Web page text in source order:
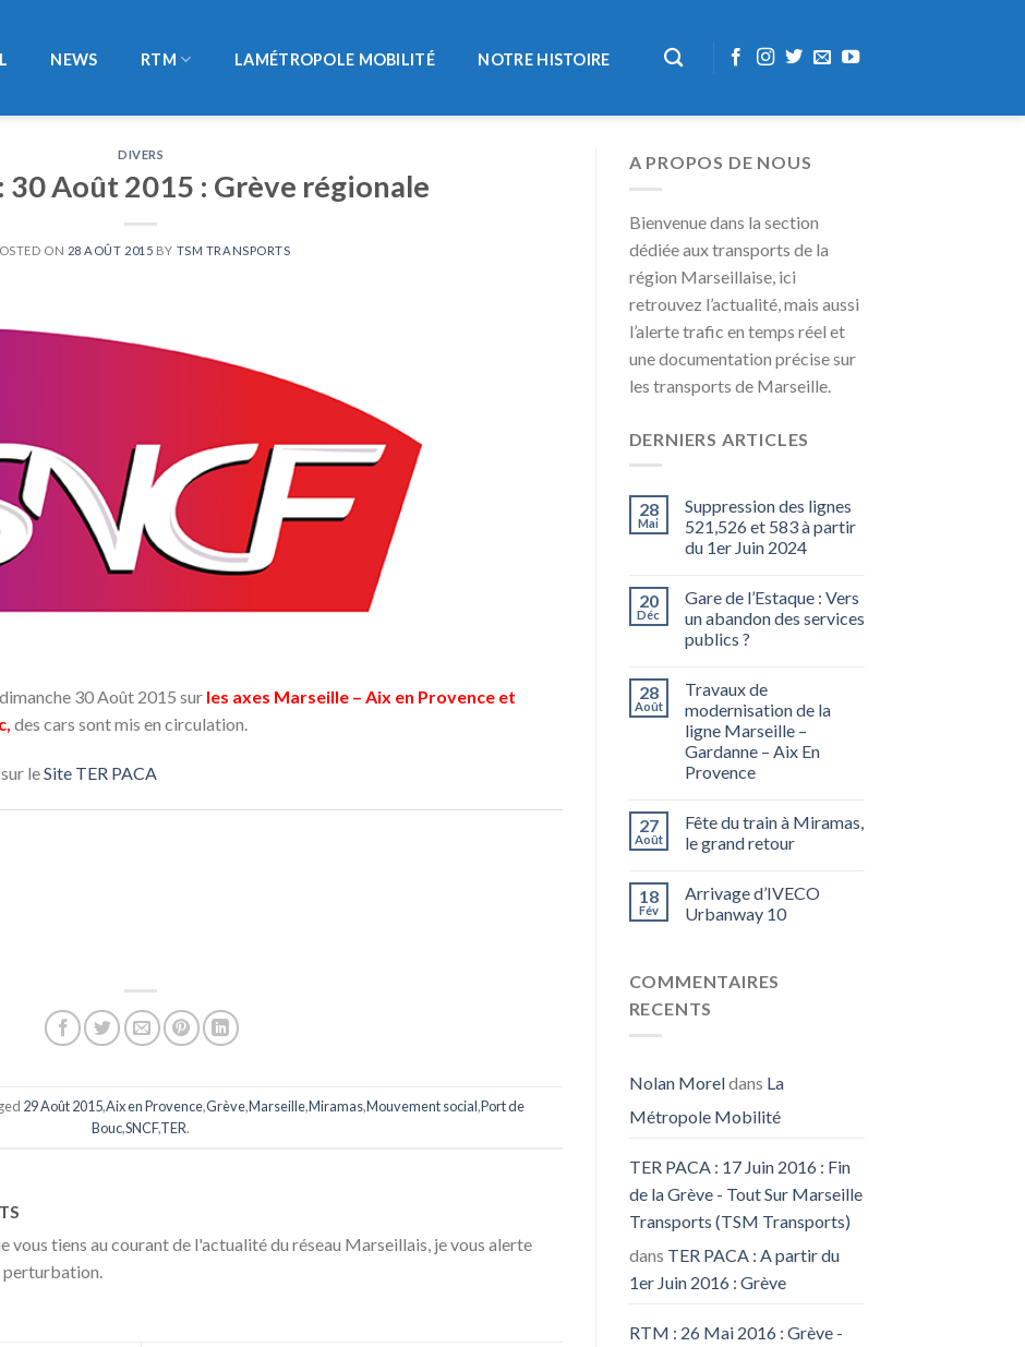
NEWS RTM LAMÉTROPOLE MOBILITÉ NOTRE HISTOIRE
DIVERS
30 Août 2015 : Grève régionale
ON 28 AOÛT 2015 BY TSM TRANSPORTS
30 Août 2015 sur les axes Marseille – Aix en Provence et
des cars sont mis en circulation.
leSite TER PACA
29 Août 2015,Aix en Provence,Grève,Marseille,Miramas,Mouvement social,Port de
Bouc,SNCF,TER.
vous tiens au courant de l'actualité du réseau Marseillais, je vous alerte
perturbation.
A PROPOS DE NOUS
Bienvenue dans la section
dédiée aux transports de la
région Marseillaise, ici
retrouvez l’actualité, mais aussi
l’alerte trafic en temps réel et
une documentation précise sur
les transports de Marseille.
DERNIERS ARTICLES
28
Mai
Suppression des lignes
521,526 et 583 à partir
du 1er Juin 2024
20
Déc
Gare de l’Estaque : Vers
un abandon des services
publics ?
28
Août
Travaux de
modernisation de la
ligne Marseille –
Gardanne – Aix En
Provence
27
Août
Fête du train à Miramas,
le grand retour
18
Fév
Arrivage d’IVECO
Urbanway 10
COMMENTAIRES
RECENTS
Nolan Moreldans La
Métropole Mobilité
TER PACA : 17 Juin 2016 : Fin
de la Grève - Tout Sur Marseille
Transports (TSM Transports)
dans TER PACA : A partir du
1er Juin 2016 : Grève
RTM : 26 Mai 2016 : Grève -